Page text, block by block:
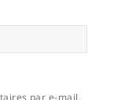
par e-mail.